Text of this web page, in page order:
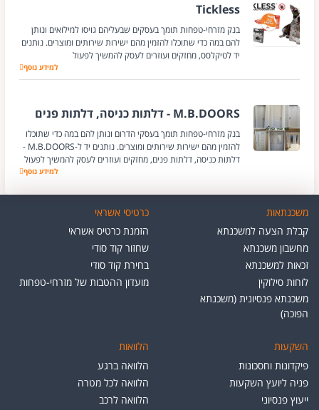
Tickless
בנק מזרחי-טפחות תומך בעסקים שבעליהם גויסו למילואים ונותן
להם במה כדי שתוכלו להזמין מהם ישירות שירותים ומוצרים. נותנים
יד לטיקלסס, מחזקים ועוזרים לעסק להמשיך לפעול
Tickless
למידע נוסף
M.B.DOORS - דלתות כניסה, דלתות פנים
בנק מזרחי-טפחות תומך בעסקי הדרום ונותן להם במה כדי שתוכלו
להזמין מהם ישירות שירותים ומוצרים. נותנים יד ל-M.B.DOORS -
דלתות כניסה, דלתות פנים, מחזקים ועוזרים לעסק להמשיך לפעול
M.B.DOORS - דלתות כניסה, דלתות פנים
למידע נוסף
משכנתאות
קבלת הצעה למשכנתא
מחשבון משכנתא
זכאות למשכנתא
לוחות סילוקין
משכנתא פנסיונית (משכנתא
הפוכה)
כרטיסי אשראי
הזמנת כרטיס אשראי
שחזור קוד סודי
בחירת קוד סודי
מועדון ההטבות של מזרחי-טפחות
השקעות
פיקדונות וחסכונות
פניה ליועץ השקעות
ייעוץ פנסיוני
הלוואות
הלוואה ברגע
הלוואה לכל מטרה
הלוואה לרכב